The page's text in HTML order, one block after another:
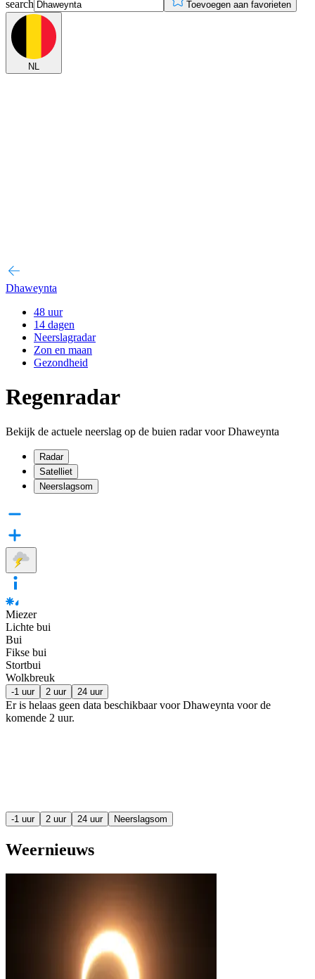
search Toevoegen aan favorieten
NL
Dhaweynta
48 uur
14 dagen
Neerslagradar
Zon en maan
Gezondheid
Regenradar
Bekijk de actuele neerslag op de buien radar voor Dhaweynta
Radar
Satelliet
Neerslagsom
Miezer
Lichte bui
Bui
Fikse bui
Stortbui
Wolkbreuk
-1 uur 2 uur 24 uur
Er is helaas geen data beschikbaar voor Dhaweynta voor de
komende 2 uur.
-1 uur 2 uur 24 uur Neerslagsom
Weernieuws